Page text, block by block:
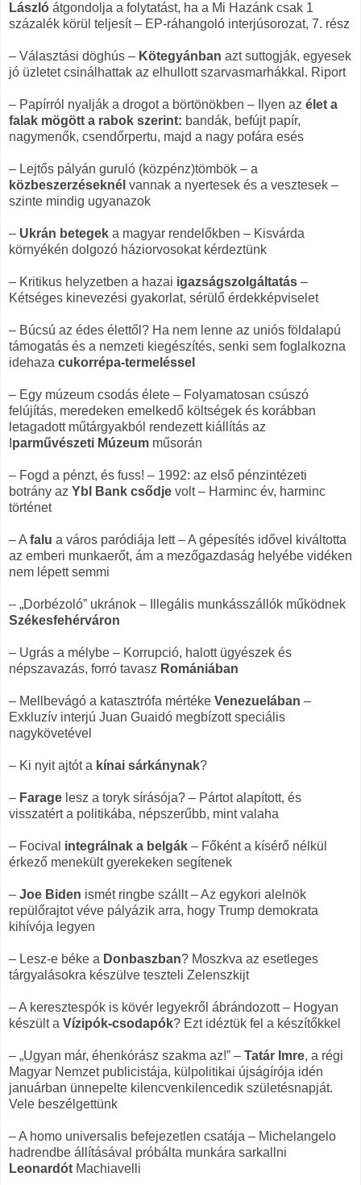
László átgondolja a folytatást, ha a Mi Hazánk csak 1
százalék körül teljesít – EP-ráhangoló interjúsorozat, 7. rész
– Választási döghús – Kötegyánban azt suttogják, egyesek
jó üzletet csinálhattak az elhullott szarvasmarhákkal. Riport
– Papírról nyalják a drogot a börtönökben – Ilyen az élet a
falak mögött a rabok szerint: bandák, befújt papír,
nagymenők, csendőrpertu, majd a nagy pofára esés
– Lejtős pályán guruló (közpénz)tömbök – a
közbeszerzéseknél vannak a nyertesek és a vesztesek –
szinte mindig ugyanazok
– Ukrán betegek a magyar rendelőkben – Kisvárda
környékén dolgozó háziorvosokat kérdeztünk
– Kritikus helyzetben a hazai igazságszolgáltatás –
Kétséges kinevezési gyakorlat, sérülő érdekképviselet
– Búcsú az édes élettől? Ha nem lenne az uniós földalapú
támogatás és a nemzeti kiegészítés, senki sem foglalkozna
idehaza cukorrépa-termeléssel
– Egy múzeum csodás élete – Folyamatosan csúszó
felújítás, meredeken emelkedő költségek és korábban
letagadott műtárgyakból rendezett kiállítás az
parművészeti Múzeum műsorán
– Fogd a pénzt, és fuss! – 1992: az első pénzintézeti
botrány az Ybl Bank csődje volt – Harminc év, harminc
történet
– A falu a város paródiája lett – A gépesítés idővel kiváltotta
az emberi munkaerőt, ám a mezőgazdaság helyébe vidéken
nem lépett semmi
– „Dorbézoló” ukránok – Illegális munkásszállók működnek
Székesfehérváron
– Ugrás a mélybe – Korrupció, halott ügyészek és
népszavazás, forró tavasz Romániában
– Mellbevágó a katasztrófa mértéke Venezuelában –
Exkluzív interjú Juan Guaidó megbízott speciális
nagykövetével
– Ki nyit ajtót a kínai sárkánynak?
– Farage lesz a toryk sírásója? – Pártot alapított, és
visszatért a politikába, népszerűbb, mint valaha
– Focival integrálnak a belgák – Főként a kísérő nélkül
érkező menekült gyerekeken segítenek
– Joe Biden ismét ringbe szállt – Az egykori alelnök
repülőrajtot véve pályázik arra, hogy Trump demokrata
kihívója legyen
– Lesz-e béke a Donbaszban? Moszkva az esetleges
tárgyalásokra készülve teszteli Zelenszkijt
– A keresztespók is kövér legyekről ábrándozott – Hogyan
készült a Vízipók-csodapók? Ezt idéztük fel a készítőkkel
– „Ugyan már, éhenkórász szakma az!” – Tatár Imre, a régi
Magyar Nemzet publicistája, külpolitikai újságírója idén
januárban ünnepelte kilencvenkilencedik születésnapját.
Vele beszélgettünk
– A homo universalis befejezetlen csatája – Michelangelo
hadrendbe állításával próbálta munkára sarkallni
Leonardót Machiavelli